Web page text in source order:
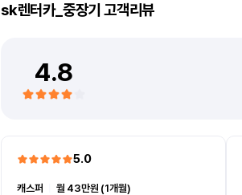
sk렌터카_중장기 고객리뷰
4.8
5.0
캐스퍼
월 43만원 (1개월)